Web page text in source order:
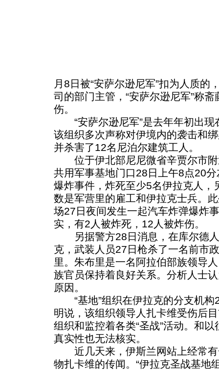
月8日被“安萨尔逊尼军”扣为人质的
司的部门主管，“安萨尔逊尼军”称
伤。
“安萨尔逊尼军”是去年年初出现
该组织多次声称对伊境内的袭击和
并杀害了12名尼泊尔建筑工人。
位于伊北部尼尼微省辛贾尔市附
共用军事基地门口28日上午8点20
爆炸事件，炸死至少5名伊拉克人，
数是军营里的雇工和伊拉克士兵。
场27日夜间发生一起汽车炸弹爆炸
实，有2人被炸死，12人被炸伤。
另据警方28日消息，在库尔德人
克，武装人员27日枪杀了一名前市
里。朱布里是一名阿拉伯部族领导
族官员保持着良好关系。分析人士
原因。
“基地”组织在伊拉克的分支机构
明说，该组织领导人扎卡维受伤后
组织和监控着各类“圣战”活动。和
真实性也无法核实。
近几天来，伊斯兰网站上经常有
物扎卡维的传闻。“伊拉克圣战基地